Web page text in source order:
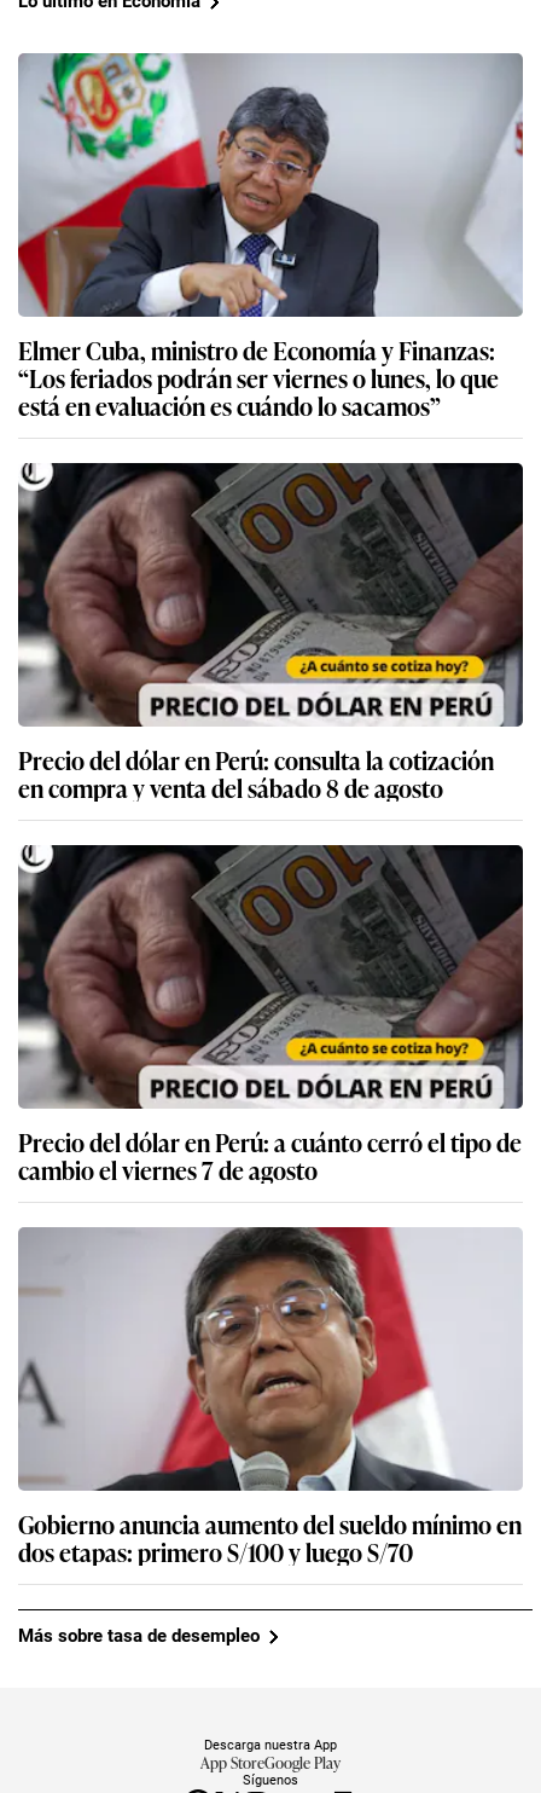
Elmer Cuba, ministro de Economía y Finanzas:
“Los feriados podrán ser viernes o lunes, lo que
está en evaluación es cuándo lo sacamos”
Precio del dólar en Perú: consulta la cotización
en compra y venta del sábado 8 de agosto
Precio del dólar en Perú: a cuánto cerró el tipo de
cambio el viernes 7 de agosto
Gobierno anuncia aumento del sueldo mínimo en
dos etapas: primero S/100 y luego S/70
Más sobre tasa de desempleo
Síguenos
Descarga nuestra App
App StoreGoogle Play